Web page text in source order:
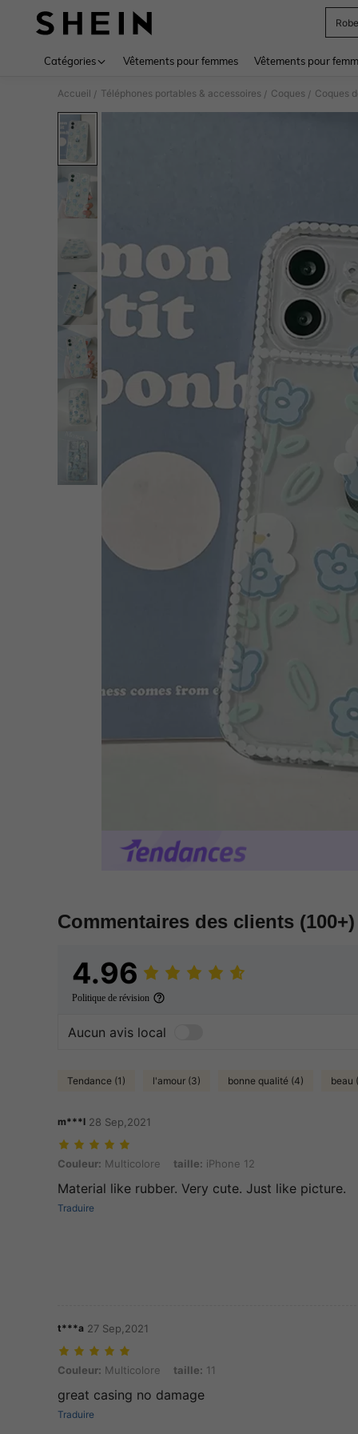
Robe
Catégories Vêtements pour femmes Vêtements pour
Accueil / Téléphones portables & accessoires / Coques / Coques
Commentaires des clients (100+)
4.96
Politique de révision
Aucun avis local
Tendance (1) l'amour (3) bonne qualité (4) beau
m***l 28 Sep,2021
Couleur: Multicolore, taille: iPhone 12
Couleur: Multicolore taille: iPhone 12
Material like rubber. Very cute. Just like picture.
Traduire
t***a 27 Sep,2021
Couleur: Multicolore, taille: 11
Couleur: Multicolore taille: 11
great casing no damage
Traduire